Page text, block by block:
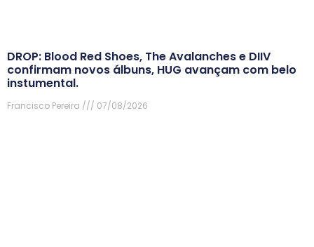
DROP: Blood Red Shoes, The Avalanches e DIIV
confirmam novos álbuns, HUG avançam com belo
instumental.
Francisco Pereira 07/08/2026